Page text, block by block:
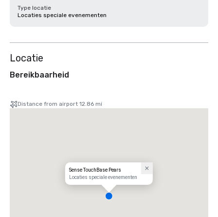
Type locatie
Locaties speciale evenementen
Locatie
Bereikbaarheid
Distance from airport 12.86 mi
Sense TouchBase Pears
Locaties speciale evenementen